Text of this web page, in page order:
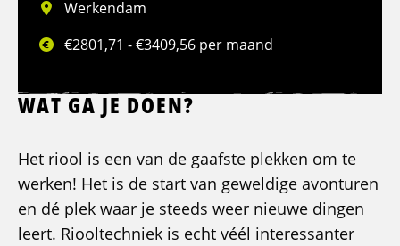
Werkendam
€2801,71 - €3409,56 per maand
WAT GA JE DOEN?
Het riool is een van de gaafste plekken om te
werken! Het is de start van geweldige avonturen
en dé plek waar je steeds weer nieuwe dingen
leert. Riooltechniek is echt véél interessanter